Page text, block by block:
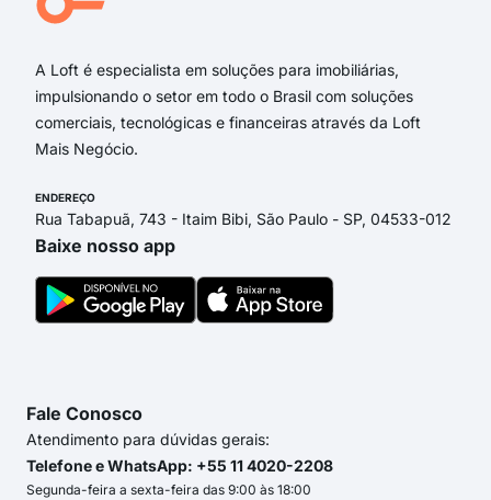
Rua Sete de Abril
A Loft é especialista em soluções para imobiliárias,
impulsionando o setor em todo o Brasil com soluções
comerciais, tecnológicas e financeiras através da Loft
Mais Negócio.
ENDEREÇO
Rua Tabapuã, 743 - Itaim Bibi, São Paulo - SP, 04533-012
Baixe nosso app
Fale Conosco
Atendimento para dúvidas gerais:
Telefone e WhatsApp: +55 11 4020-2208
Segunda-feira a sexta-feira das 9:00 às 18:00